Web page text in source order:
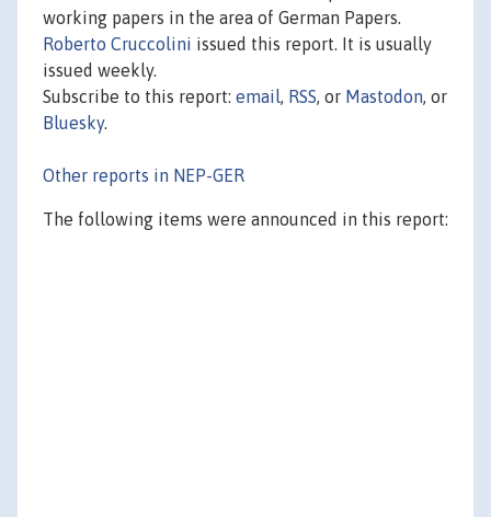
working papers in the area of German Papers.
Roberto Cruccolini issued this report. It is usually
issued weekly.
Subscribe to this report: email, RSS, or Mastodon, or
Bluesky.
Other reports in NEP-GER
The following items were announced in this report: